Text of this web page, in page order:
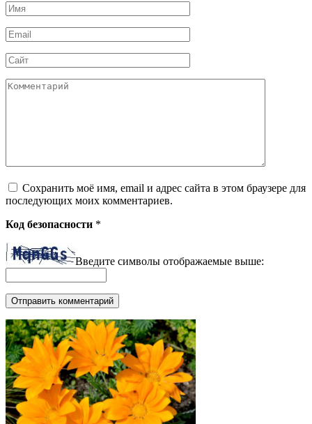
Имя
*
Email
*
Сайт
Комментарий
Сохранить моё имя, email и адрес сайта в этом браузере для
последующих моих комментариев.
Код безопасности *
Введите символы отображаемые выше: